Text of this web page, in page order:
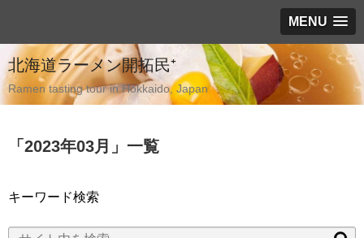
MENU
北海道ラーメン開拓民⁺
Ramen tasting tour in Hokkaido, Japan
「 2023年03月 」 一覧
キーワード検索